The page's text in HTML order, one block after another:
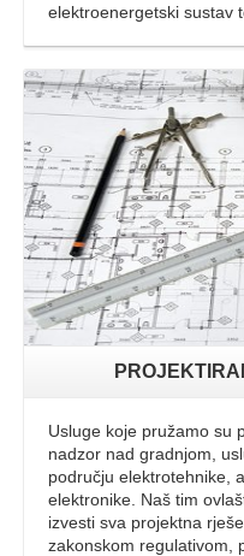
elektroenergetski sustav
Usluge koje pružamo su
nadzor nad gradnjom,
području elektrotehnike,
elektronike. Naš tim
izvesti sva projektna
zakonskom regulativom,